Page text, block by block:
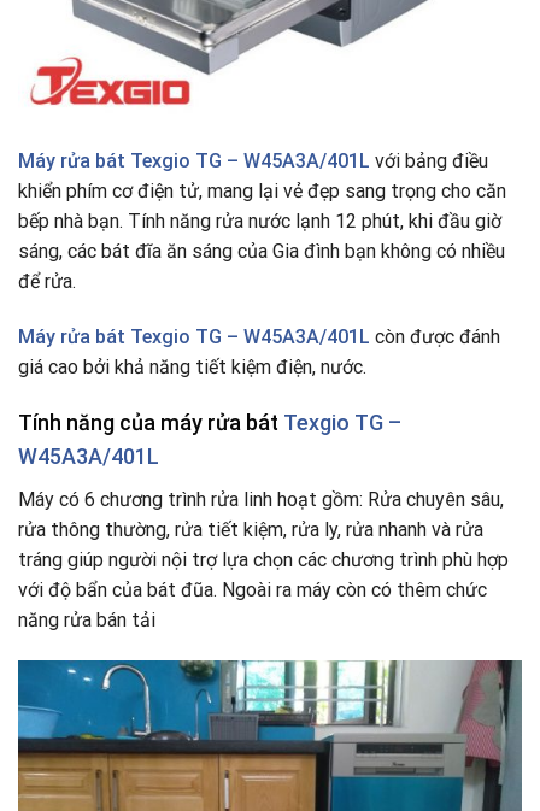
Máy rửa bát Texgio TG – W45A3A/401L với bảng điều
khiển phím cơ điện tử, mang lại vẻ đẹp sang trọng cho căn
bếp nhà bạn. Tính năng rửa nước lạnh 12 phút, khi đầu giờ
sáng, các bát đĩa ăn sáng của Gia đình bạn không có nhiều
để rửa.
Máy rửa bát Texgio TG – W45A3A/401L còn được đánh
giá cao bởi khả năng tiết kiệm điện, nước.
Tính năng của máy rửa bát Texgio TG –
W45A3A/401L
Máy có 6 chương trình rửa linh hoạt gồm: Rửa chuyên sâu,
rửa thông thường, rửa tiết kiệm, rửa ly, rửa nhanh và rửa
tráng giúp người nội trợ lựa chọn các chương trình phù hợp
với độ bẩn của bát đũa. Ngoài ra máy còn có thêm chức
năng rửa bán tải